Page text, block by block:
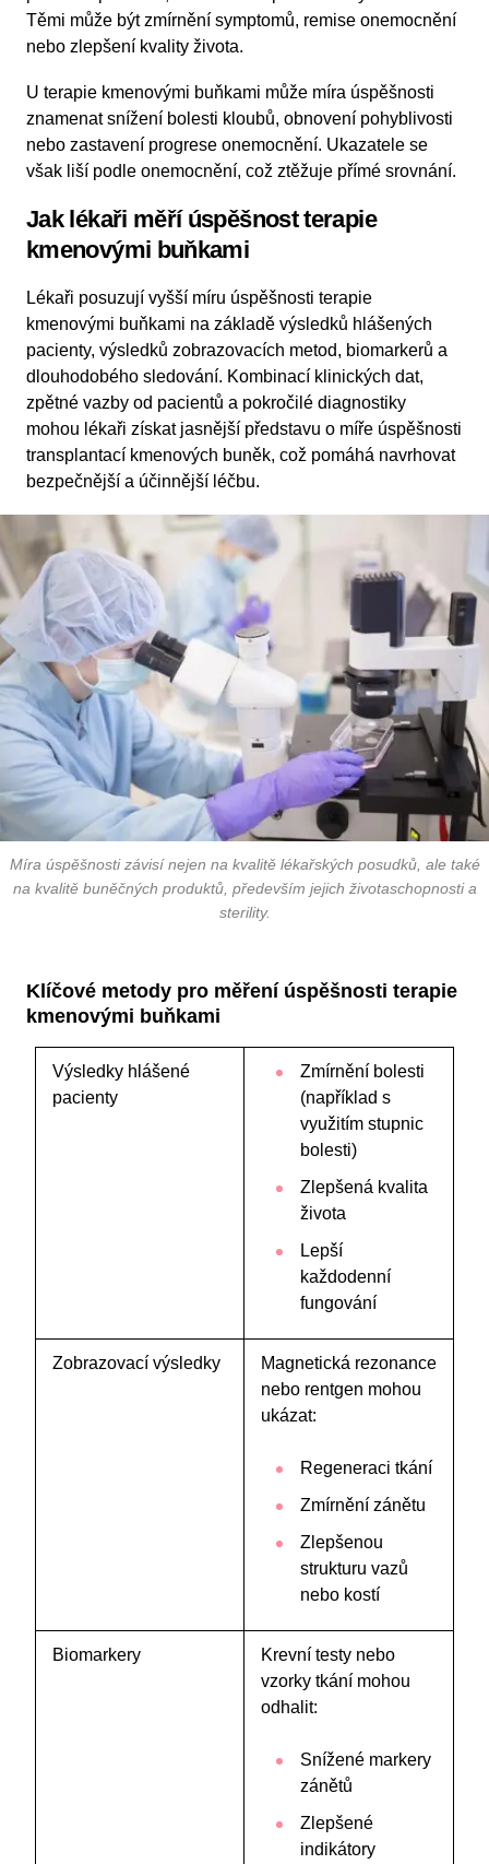
Těmi může být zmírnění symptomů, remise onemocnění
nebo zlepšení kvality života.
U terapie kmenovými buňkami může míra úspěšnosti
znamenat snížení bolesti kloubů, obnovení pohyblivosti
nebo zastavení progrese onemocnění. Ukazatele se
však liší podle onemocnění, což ztěžuje přímé srovnání.
Jak lékaři měří úspěšnost terapie
kmenovými buňkami
Lékaři posuzují vyšší míru úspěšnosti terapie
kmenovými buňkami na základě výsledků hlášených
pacienty, výsledků zobrazovacích metod, biomarkerů a
dlouhodobého sledování. Kombinací klinických dat,
zpětné vazby od pacientů a pokročilé diagnostiky
mohou lékaři získat jasnější představu o míře úspěšnosti
transplantací kmenových buněk, což pomáhá navrhovat
bezpečnější a účinnější léčbu.
Míra úspěšnosti závisí nejen na kvalitě lékařských posudků, ale také
na kvalitě buněčných produktů, především jejich životaschopnosti a
sterility.
Klíčové metody pro měření úspěšnosti terapie
kmenovými buňkami
Výsledky hlášené
pacienty
Zmírnění bolesti
(například s
využitím stupnic
bolesti)
Zlepšená kvalita
života
Lepší
každodenní
fungování
Zobrazovací výsledky
Magnetická rezonance
nebo rentgen mohou
ukázat:
Regeneraci tkání
Zmírnění zánětu
Zlepšenou
strukturu vazů
nebo kostí
Biomarkery
Krevní testy nebo
vzorky tkání mohou
odhalit:
Snížené markery
zánětů
Zlepšené
indikátory